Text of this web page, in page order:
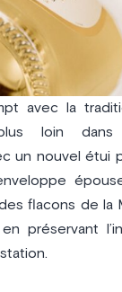
avec la
loin dans
un nouvel étui
flacons de la
préservant